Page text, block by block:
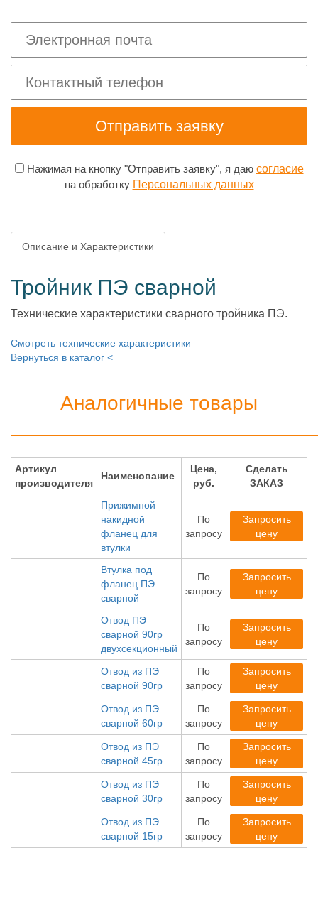
Нажимая на кнопку "Отправить заявку", я даю согласие
на обработку Персональных данных
Описание и Характеристики
Тройник ПЭ сварной
Технические характеристики сварного тройника ПЭ.
Смотреть технические характеристики
Вернуться в каталог <
Аналогичные товары
Артикул
производителя
Наименование
Цена,
руб.
Сделать
ЗАКАЗ
Прижимной
накидной
фланец для
втулки
По
запросу
Запросить
цену
Втулка под
фланец ПЭ
сварной
По
запросу
Запросить
цену
Отвод ПЭ
сварной 90гр
двухсекционный
По
запросу
Запросить
цену
Отвод из ПЭ
сварной 90гр
По
запросу
Запросить
цену
Отвод из ПЭ
сварной 60гр
По
запросу
Запросить
цену
Отвод из ПЭ
сварной 45гр
По
запросу
Запросить
цену
Отвод из ПЭ
сварной 30гр
По
запросу
Запросить
цену
Отвод из ПЭ
сварной 15гр
По
запросу
Запросить
цену